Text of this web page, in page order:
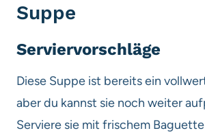
Suppe
Serviervorschläge
Diese Suppe ist bereits ein
aber du kannst sie noch weiter
Serviere sie mit frischem